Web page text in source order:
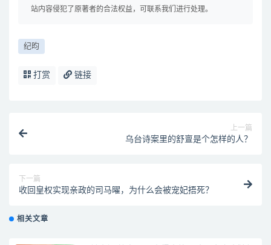
站内容侵犯了原著者的合法权益，可联系我们进行处理。
纪昀
打赏 链接
上一篇
乌台诗案里的舒亶是个怎样的人？
下一篇
收回皇权实现亲政的司马曜，为什么会被宠妃捂死？
相关文章